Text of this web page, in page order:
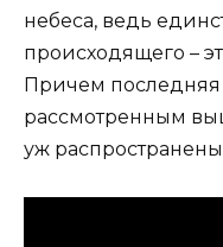
небеса, ведь
происходящего –
Причем
рассмотренным
уж